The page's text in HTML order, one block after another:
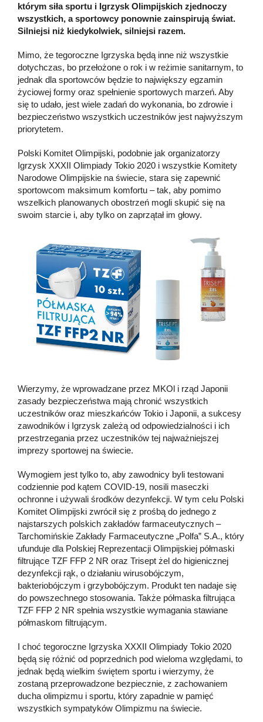
którym siła sportu i Igrzysk Olimpijskich zjednoczy
wszystkich, a sportowcy ponownie zainspirują świat.
Silniejsi niż kiedykolwiek, silniejsi razem.
Mimo, że tegoroczne Igrzyska będą inne niż wszystkie
dotychczas, bo przełożone o rok i w reżimie sanitarnym, to
jednak dla sportowców będzie to największy egzamin
życiowej formy oraz spełnienie sportowych marzeń. Aby
się to udało, jest wiele zadań do wykonania, bo zdrowie i
bezpieczeństwo wszystkich uczestników jest najwyższym
priorytetem.
Polski Komitet Olimpijski, podobnie jak organizatorzy
Igrzysk XXXII Olimpiady Tokio 2020 i wszystkie Komitety
Narodowe Olimpijskie na świecie, stara się zapewnić
sportowcom maksimum komfortu – tak, aby pomimo
wszelkich planowanych obostrzeń mogli skupić się na
swoim starcie i, aby tylko on zaprzątał im głowy.
Wierzymy, że wprowadzane przez MKOl i rząd Japonii
zasady bezpieczeństwa mają chronić wszystkich
uczestników oraz mieszkańców Tokio i Japonii, a sukcesy
zawodników i Igrzysk zależą od odpowiedzialności i ich
przestrzegania przez uczestników tej najważniejszej
imprezy sportowej na świecie.
Wymogiem jest tylko to, aby zawodnicy byli testowani
codziennie pod kątem COVID-19, nosili maseczki
ochronne i używali środków dezynfekcji. W tym celu Polski
Komitet Olimpijski zwrócił się z prośbą do jednego z
najstarszych polskich zakładów farmaceutycznych –
Tarchomińskie Zakłady Farmaceutyczne „Polfa” S.A., który
ufunduje dla Polskiej Reprezentacji Olimpijskiej półmaski
filtrujące TZF FFP 2 NR oraz Trisept żel do higienicznej
dezynfekcji rąk, o działaniu wirusobójczym,
bakteriobójczym i grzybobójczym. Produkt ten nadaje się
do powszechnego stosowania. Także półmaska filtrująca
TZF FFP 2 NR spełnia wszystkie wymagania stawiane
półmaskom filtrującym.
I choć tegoroczne Igrzyska XXXII Olimpiady Tokio 2020
będą się różnić od poprzednich pod wieloma względami, to
jednak będą wielkim świętem sportu i wierzymy, że
zostaną przeprowadzone bezpiecznie, z zachowaniem
ducha olimpizmu i sportu, który zapadnie w pamięć
wszystkich sympatyków Olimpizmu na świecie.